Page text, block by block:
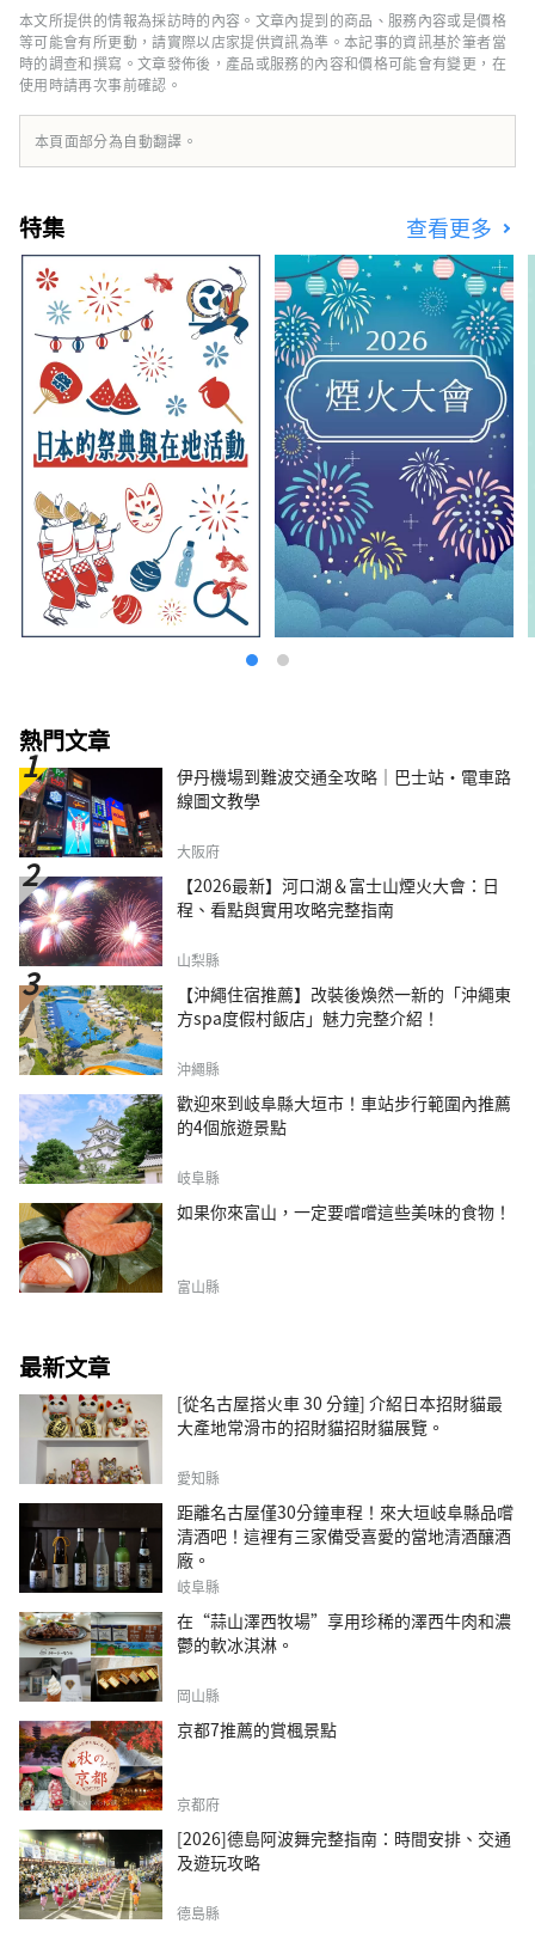
伊豆高原Granpal燈飾節。此外，集團還經營展
示蒂芙尼燈具的「紐約燈具博物館與花園」以及
銷售伊豆獨有紀念品的「伊豆高原旅行站
Granpal港」。此外，集團還在東京、橫濱、名
古屋、靜岡、群馬等地開設了室內寵物動物園
“AniTouch”，讓遊客可以近距離接觸動物。
本文所提供的情報為採訪時的內容。文章內提到的商品、服務內容或是價格
等可能會有所更動，請實際以店家提供資訊為準。本記事的資訊基於筆者當
時的調查和撰寫。文章發佈後，產品或服務的內容和價格可能會有變更，在
使用時請再次事前確認。
本頁面部分為自動翻譯。
特集 查看更多
熱門文章
伊丹機場到難波交通全攻略｜巴士站・電車路
線圖文教學
大阪府
【2026最新】河口湖＆富士山煙火大會：日
程、看點與實用攻略完整指南
山梨縣
【沖繩住宿推薦】改裝後煥然一新的「沖繩東
方spa度假村飯店」魅力完整介紹！
沖繩縣
歡迎來到岐阜縣大垣市！車站步行範圍內推薦
的4個旅遊景點
岐阜縣
如果你來富山，一定要嚐嚐這些美味的食物！
富山縣
最新文章
[從名古屋搭火車 30 分鐘] 介紹日本招財貓最
大產地常滑市的招財貓招財貓展覽。
愛知縣
距離名古屋僅30分鐘車程！來大垣岐阜縣品嚐
清酒吧！這裡有三家備受喜愛的當地清酒釀酒
廠。
岐阜縣
在“蒜山澤西牧場”享用珍稀的澤西牛肉和濃
鬱的軟冰淇淋。
岡山縣
京都7推薦的賞楓景點
京都府
[2026]德島阿波舞完整指南：時間安排、交通
及遊玩攻略
德島縣